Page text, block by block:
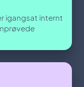
igangsat internt